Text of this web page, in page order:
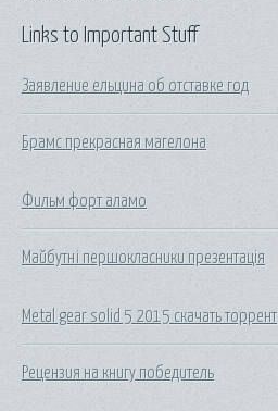
Links to Important Stuff
Заявление ельцина об отставке год
Брамс прекрасная магелона
Фильм форт аламо
Майбутні першокласники презентація
Metal gear solid 5 2015 скачать торрент
Рецензия на книгу победитель